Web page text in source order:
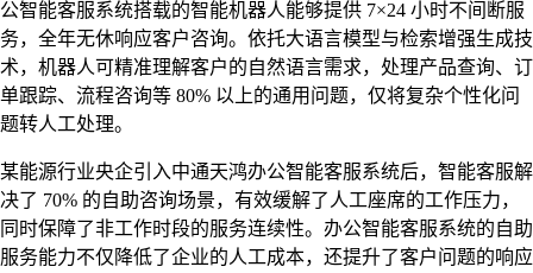
公智能客服系统搭载的智能机器人能够提供 7×24 小时不间断服
务，全年无休响应客户咨询。依托大语言模型与检索增强生成技
术，机器人可精准理解客户的自然语言需求，处理产品查询、订
单跟踪、流程咨询等 80% 以上的通用问题，仅将复杂个性化问
题转人工处理。
某能源行业央企引入中通天鸿办公智能客服系统后，智能客服解
决了 70% 的自助咨询场景，有效缓解了人工座席的工作压力，
同时保障了非工作时段的服务连续性。办公智能客服系统的自助
服务能力不仅降低了企业的人工成本，还提升了客户问题的响应